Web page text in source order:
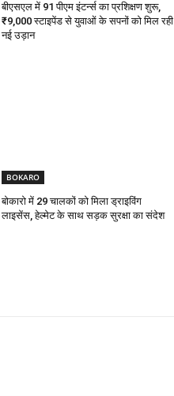
बीएसएल में 91 पीएम इंटर्न्स का प्रशिक्षण शुरू,
₹9,000 स्टाइपेंड से युवाओं के सपनों को मिल रही
नई उड़ान
BOKARO
बोकारो में 29 चालकों को मिला ड्राइविंग
लाइसेंस, हेल्मेट के साथ सड़क सुरक्षा का संदेश